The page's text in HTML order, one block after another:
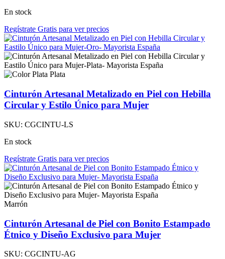
En stock
Regístrate Gratis para ver precios
Plata
Cinturón Artesanal Metalizado en Piel con Hebilla
Circular y Estilo Único para Mujer
SKU: CGCINTU-LS
En stock
Regístrate Gratis para ver precios
Marrón
Cinturón Artesanal de Piel con Bonito Estampado
Étnico y Diseño Exclusivo para Mujer
SKU: CGCINTU-AG